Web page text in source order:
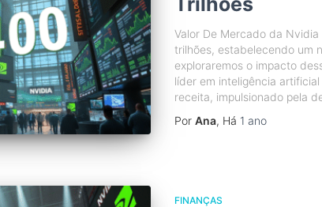
Valor De Mercado da
trilhões, estabelecendo um
exploraremos o impacto
líder em inteligência
receita, impulsionado pela
Por Ana, Há 1 ano
FINANÇAS